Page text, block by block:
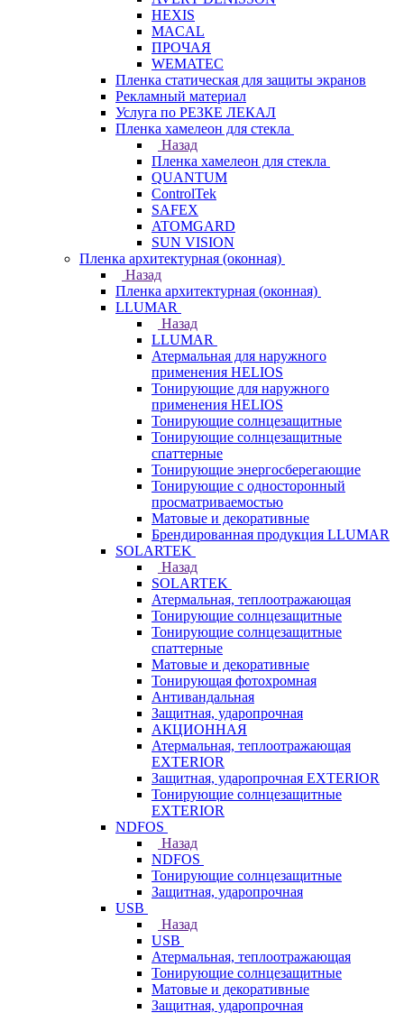
HEXIS
MACAL
ПРОЧАЯ
WEMATEC
Пленка статическая для защиты экранов
Рекламный материал
Услуга по РЕЗКЕ ЛЕКАЛ
Пленка хамелеон для стекла
Назад
Пленка хамелеон для стекла
QUANTUM
ControlTek
SAFEX
ATOMGARD
SUN VISION
Пленка архитектурная (оконная)
Назад
Пленка архитектурная (оконная)
LLUMAR
Назад
LLUMAR
Атермальная для наружного
применения HELIOS
Тонирующие для наружного
применения HELIOS
Тонирующие солнцезащитные
Тонирующие солнцезащитные
спаттерные
Тонирующие энергосберегающие
Тонирующие с односторонный
просматриваемостью
Матовые и декоративные
Брендированная продукция LLUMAR
SOLARTEK
Назад
SOLARTEK
Атермальная, теплоотражающая
Тонирующие солнцезащитные
Тонирующие солнцезащитные
спаттерные
Матовые и декоративные
Тонирующая фотохромная
Антивандальная
Защитная, ударопрочная
АКЦИОННАЯ
Атермальная, теплоотражающая
EXTERIOR
Защитная, ударопрочная EXTERIOR
Тонирующие солнцезащитные
EXTERIOR
NDFOS
Назад
NDFOS
Тонирующие солнцезащитные
Защитная, ударопрочная
USB
Назад
USB
Атермальная, теплоотражающая
Тонирующие солнцезащитные
Матовые и декоративные
Защитная, ударопрочная